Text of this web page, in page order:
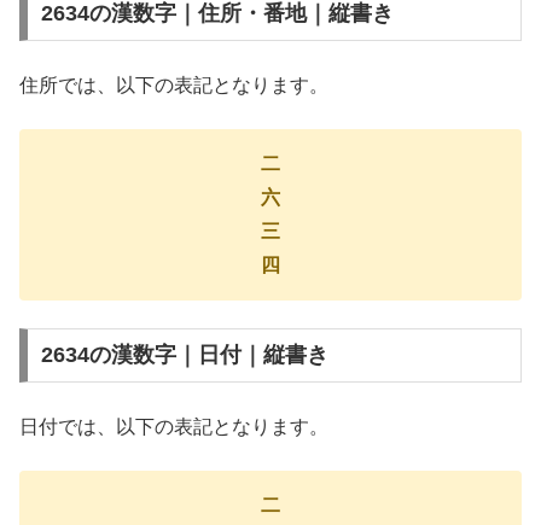
2634の漢数字｜住所・番地｜縦書き
住所では、以下の表記となります。
二
六
三
四
2634の漢数字｜日付｜縦書き
日付では、以下の表記となります。
二